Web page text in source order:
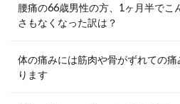
腰痛の66歳男性の方、1ヶ月半でこ
さもなくなった訳は？
体の痛みには筋肉や骨がずれての
ります